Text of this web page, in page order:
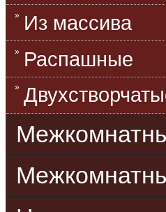
Из массива
Распашные